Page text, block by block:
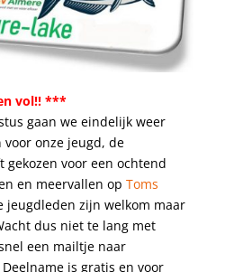
vol!! ***
gaan we eindelijk weer
onze jeugd, de
gekozen voor een ochtend
en meervallen op Toms
jeugdleden zijn welkom maar
dus niet te lang met
een mailtje naar
Deelname is gratis en voor